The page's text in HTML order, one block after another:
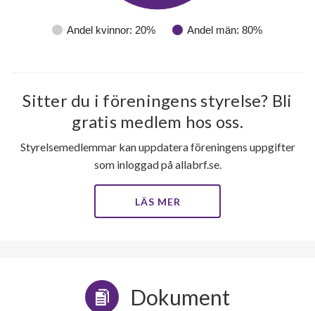
Andel kvinnor: 20% Andel män: 80%
Sitter du i föreningens styrelse? Bli
gratis medlem hos oss.
Styrelsemedlemmar kan uppdatera föreningens uppgifter
som inloggad på allabrf.se.
LÄS MER
Dokument